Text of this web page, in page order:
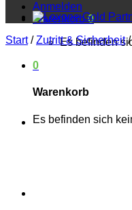
Anmelden
Warenkorb0
Es befinden
0
Warenkorb
Es befinden sich
Start / Zutritt & Sicherheit /